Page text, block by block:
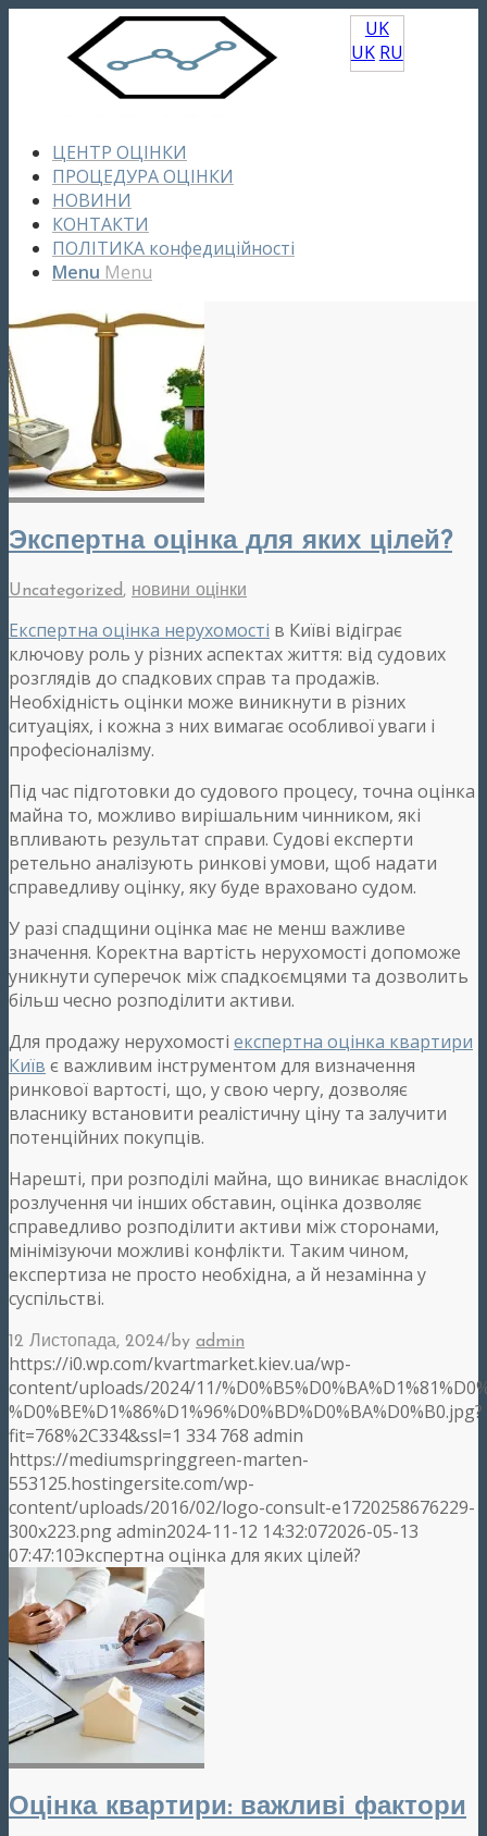
ЦЕНТР ОЦІНКИ
ПРОЦЕДУРА ОЦІНКИ
НОВИНИ
КОНТАКТИ
ПОЛІТИКА конфедиційності
Menu Menu
Экспертна оцінка для яких цілей?
Uncategorized, новини оцінки
Експертна оцінка нерухомості в Київі відіграє
ключову роль у різних аспектах життя: від судових
розглядів до спадкових справ та продажів.
Необхідність оцінки може виникнути в різних
ситуаціях, і кожна з них вимагає особливої ​​уваги і
професіоналізму.
Під час підготовки до судового процесу, точна оцінка
майна то, можливо вирішальним чинником, які
впливають результат справи. Судові експерти
ретельно аналізують ринкові умови, щоб надати
справедливу оцінку, яку буде враховано судом.
У разі спадщини оцінка має не менш важливе
значення. Коректна вартість нерухомості допоможе
уникнути суперечок між спадкоємцями та дозволить
більш чесно розподілити активи.
Для продажу нерухомості експертна оцінка квартири
Київ є важливим інструментом для визначення
ринкової вартості, що, у свою чергу, дозволяє
власнику встановити реалістичну ціну та залучити
потенційних покупців.
Нарешті, при розподілі майна, що виникає внаслідок
розлучення чи інших обставин, оцінка дозволяє
справедливо розподілити активи між сторонами,
мінімізуючи можливі конфлікти. Таким чином,
експертиза не просто необхідна, а й незамінна у
суспільстві.
12 Листопада, 2024/by admin
https://i0.wp.com/kvartmarket.kiev.ua/wp-
content/uploads/2024/11/
%D0%BE%D1%86%D1%96%D0%BD%D0%BA%D0%B0.jpg?
fit=768%2C334&ssl=1 334 768 admin
https://mediumspringgreen-marten-
553125.hostingersite.com/wp-
content/uploads/2016/02/logo-consult-e1720258676229-
300x223.pngadmin2024-11-12 14:32:072026-05-13
07:47:10Экспертна оцінка для яких цілей?
Оцінка квартири: важливі фактори
UK
UK RU